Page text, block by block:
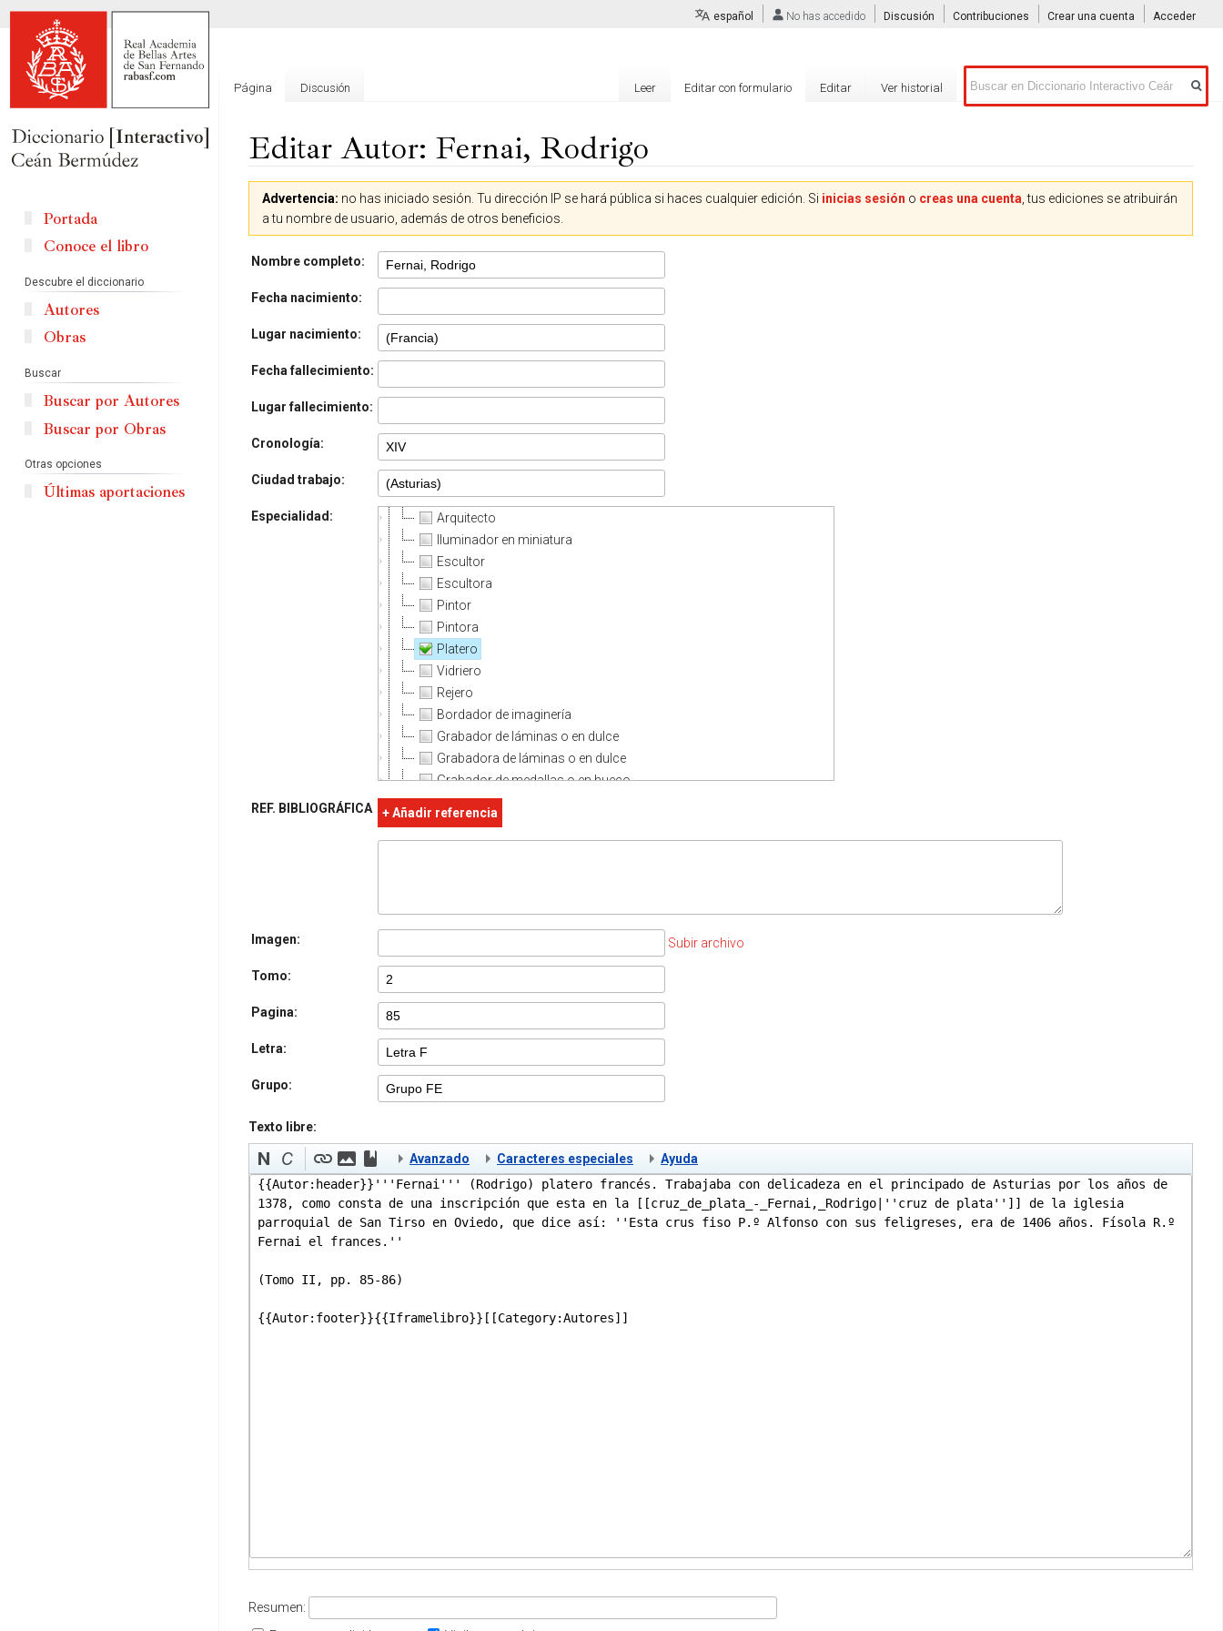
Editar Autor: Fernai, Rodrigo
Advertencia: no has iniciado sesión. Tu dirección IP se hará pública si haces cualquier edición. Si inicias sesión o creas una cuenta, tus ediciones se atribuirán
a tu nombre de usuario, además de otros beneficios.
Nombre completo:
Fecha nacimiento:
Lugar nacimiento:
Fecha fallecimiento:
Lugar fallecimiento:
Cronología:
Ciudad trabajo:
Especialidad:
Arquitecto
Iluminador en miniatura
Escultor
Escultora
Pintor
Pintora
Platero
Vidriero
Rejero
Bordador de imaginería
Grabador de láminas o en dulce
Grabadora de láminas o en dulce
Grabador de medallas o en hueco
Grabadora de medallas o en hueco
REF. BIBLIOGRÁFICA + Añadir referencia
Imagen: Subir archivo
Tomo:
Pagina:
Letra:
Grupo:
Texto libre:
Avanzado Caracteres especiales Ayuda
Resumen:
español No has accedido Discusión Contribuciones Crear una cuenta Acceder
Página Discusión Leer Editar con formulario Editar Ver historial
Buscar
Portada
Conoce el libro
Descubre el diccionario
Autores
Obras
Buscar
Buscar por Autores
Buscar por Obras
Otras opciones
Últimas aportaciones